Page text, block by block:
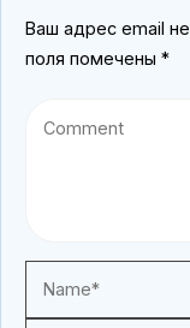
Ваш адрес email
поля помечены *